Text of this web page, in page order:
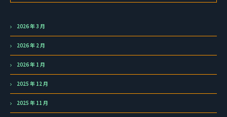
2026 年 3 月
2026 年 2 月
2026 年 1 月
2025 年 12 月
2025 年 11 月